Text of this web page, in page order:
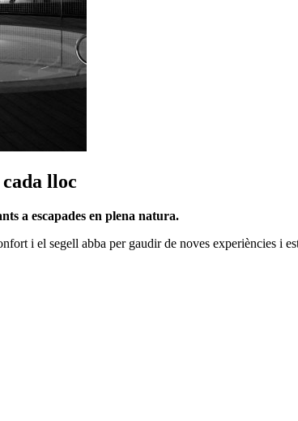
lloc
a escapades en plena natura.
i el segell abba per gaudir de noves experiències i